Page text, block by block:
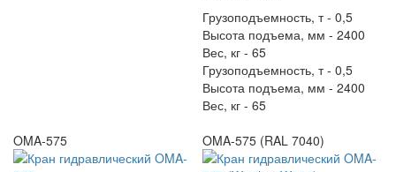
Грузоподъемность, т - 0,5
Высота подъема, мм - 2400
Вес, кг - 65
Грузоподъемность, т - 0,5
Высота подъема, мм - 2400
Вес, кг - 65
OMA-575
OMA-575 (RAL 7040)